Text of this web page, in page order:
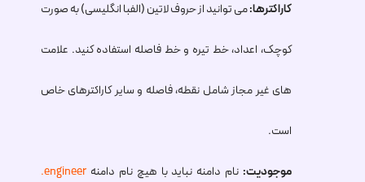
کاراکترها:می توانید از حروف لاتین (الفبا انگلیسی) به صورت
کوچک، اعداد، خط تیره و خط فاصله استفاده کنید. علامت
های غیر مجاز شامل نقطه، فاصله و سایر کاراکترهای خاص
است.
موجودیت: نام دامنه نباید با هیچ نام دامنه .engineer